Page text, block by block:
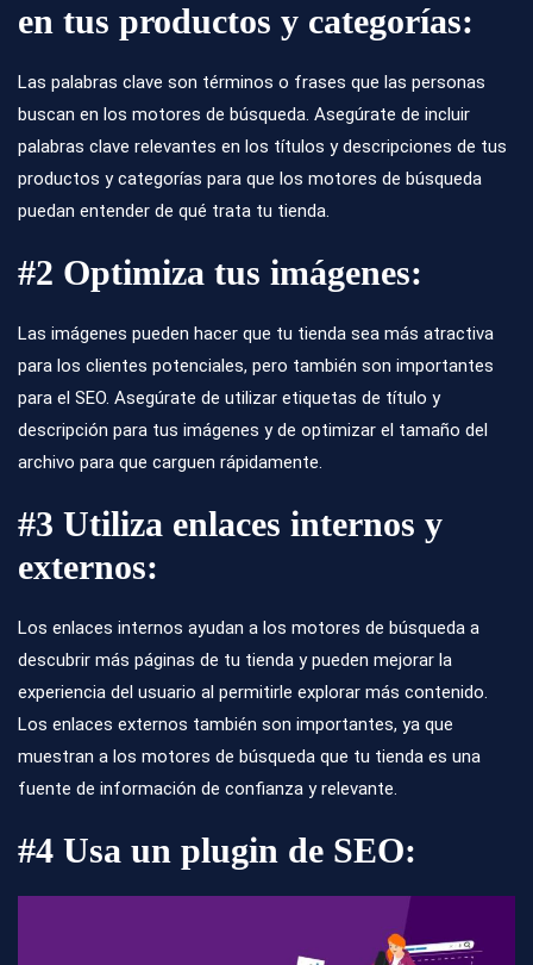
en tus productos y categorías:
Las palabras clave son términos o frases que las personas
buscan en los motores de búsqueda. Asegúrate de incluir
palabras clave relevantes en los títulos y descripciones de tus
productos y categorías para que los motores de búsqueda
puedan entender de qué trata tu tienda.
#2 Optimiza tus imágenes:
Las imágenes pueden hacer que tu tienda sea más atractiva
para los clientes potenciales, pero también son importantes
para el SEO. Asegúrate de utilizar etiquetas de título y
descripción para tus imágenes y de optimizar el tamaño del
archivo para que carguen rápidamente.
#3 Utiliza enlaces internos y
externos:
Los enlaces internos ayudan a los motores de búsqueda a
descubrir más páginas de tu tienda y pueden mejorar la
experiencia del usuario al permitirle explorar más contenido.
Los enlaces externos también son importantes, ya que
muestran a los motores de búsqueda que tu tienda es una
fuente de información de confianza y relevante.
#4 Usa un plugin de SEO: